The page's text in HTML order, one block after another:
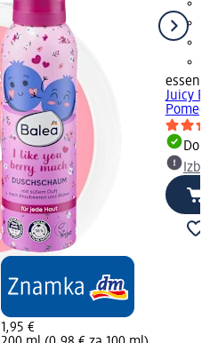
1,95 €
essence
Juicy